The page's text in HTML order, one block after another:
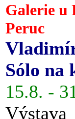
Galerie u
Peruc
Sólo na
15.8. -